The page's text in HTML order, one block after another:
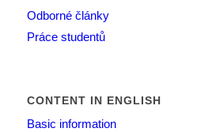
Odborné články
Práce studentů
CONTENT IN ENGLISH
Basic information